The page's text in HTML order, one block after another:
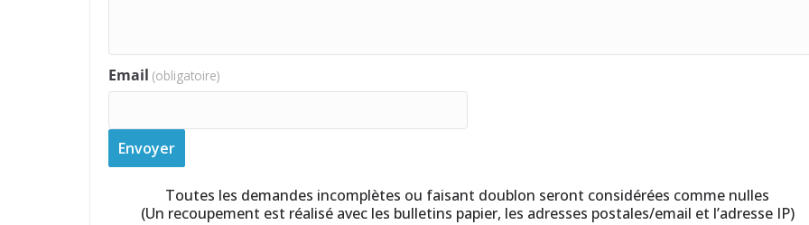
Email (obligatoire)
Envoyer
Toutes les demandes incomplètes ou faisant doublon seront considérées comme nulles
(Un recoupement est réalisé avec les bulletins papier, les adresses postales/email et l’adresse IP)